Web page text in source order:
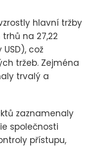
hlavní tržby
na 27,22
což
tržeb. Zejména
trvalý a
zaznamenaly
společnosti
přístupu,